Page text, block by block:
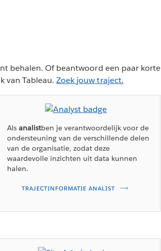
behalen. Of beantwoord een paar korte
van Tableau.Zoek jouw traject.
Als analistben je verantwoordelijk voor de
ondersteuning van de verschillende delen
van de organisatie, zodat deze
waardevolle inzichten uit data kunnen
halen.
TRAJECTINFORMATIE ANALIST